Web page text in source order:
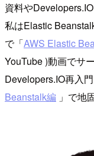
資料や
私はElastic
で「AWS Elastic
YouTube )動画でサ
Developers.IO再入
Beanstalk編 」で地